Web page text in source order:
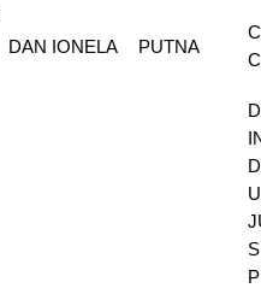
DAN IONELA PUTNA